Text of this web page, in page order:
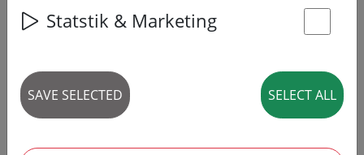
Statstik & Marketing
SAVE SELECTED SELECT ALL